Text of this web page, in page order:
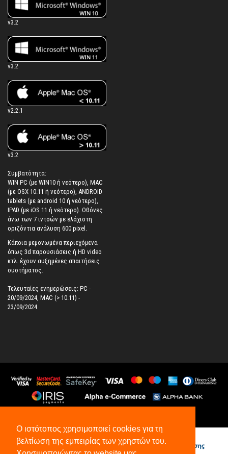
Ο ιστότοπος χρησιμοποιεί cookies για τη
βελτίωση της εμπειρίας των χρηστών του.
v3.2
v3.2
v2.2.1
v3.2
Συμβατότητα:
WIN PC (με WIN10 ή νεότερο), MAC
(με OSX 10.11 ή νεότερο), ANDROID
tablets (με android 10 ή νεότερο),
IPAD (με iOS 11 ή νεότερο). Oθόνες
άνω των 7 ιντσών με ελάχιστη
οριζόντια ανάλυση 600 pixel.
Κάποια μεμονωμένα περιεχόμενα
όπως 3d παρουσιάσεις ή HD video
κτλ. έχουν αυξημένες απαιτήσεις
συστήματος.
Τελευταίες ενημερώσεις: PC -
20/09/2024, MAC (> 10.11) -
23/09/2024